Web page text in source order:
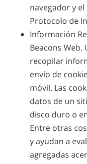
navegador y
Protocolo de
Información
Beacons
recopilar
envío de
móvil. Las
datos de un
disco duro o
Entre otras
y ayudan a
agregadas